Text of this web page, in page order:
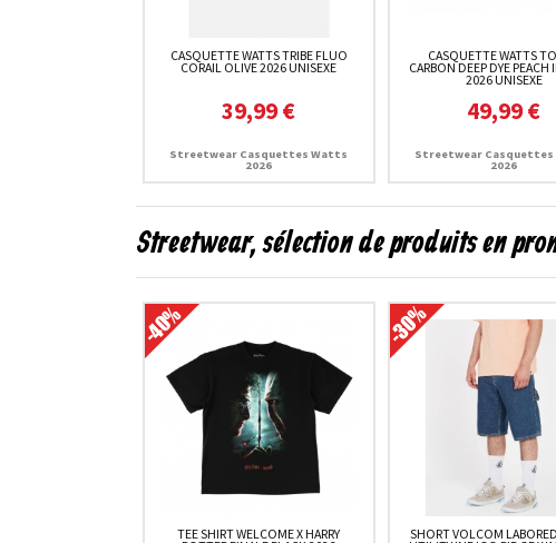
CASQUETTE WATTS TRIBE FLUO
CORAIL OLIVE 2026 UNISEXE
39,99 €
Streetwear Casquettes Watts
2026
CASQUETTE WATTS
CARBON DEEP DYE PEACH
2026 UNISEXE
49,99 €
Streetwear
2026
Streetwear, sélection de produits en
TEE SHIRT WELCOME X HARRY SHORT VOLCOM